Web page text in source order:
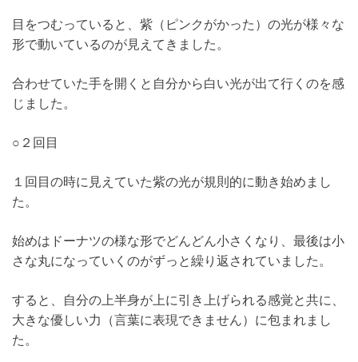
目をつむっていると、紫（ピンクがかった）の光が様々な
形で動いているのが見えてきました。
合わせていた手を開くと自分から白い光が出て行くのを感
じました。
○２回目
１回目の時に見えていた紫の光が規則的に動き始めまし
た。
始めはドーナツの様な形でどんどん小さくなり、最後は小
さな丸になっていくのがずっと繰り返されていました。
すると、自分の上半身が上に引き上げられる感覚と共に、
大きな優しい力（言葉に表現できません）に包まれまし
た。